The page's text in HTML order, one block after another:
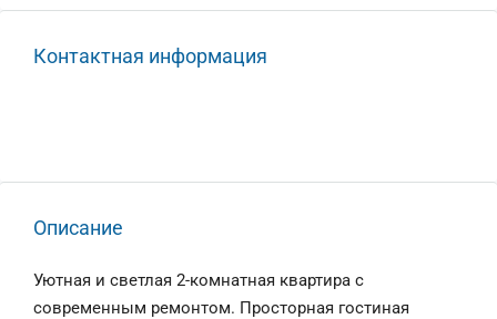
Контактная информация
Описание
Уютная и светлая 2-комнатная квартира с
современным ремонтом. Просторная гостиная